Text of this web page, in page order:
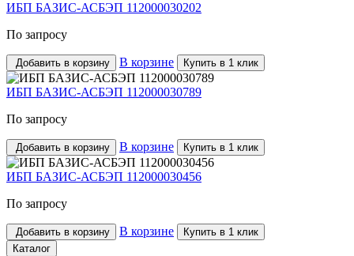
ИБП БАЗИС-АСБЭП 112000030202
По запросу
Добавить в корзину В корзине Купить в 1 клик
ИБП БАЗИС-АСБЭП 112000030789
По запросу
Добавить в корзину В корзине Купить в 1 клик
ИБП БАЗИС-АСБЭП 112000030456
По запросу
Добавить в корзину В корзине
Купить в 1 клик
Каталог